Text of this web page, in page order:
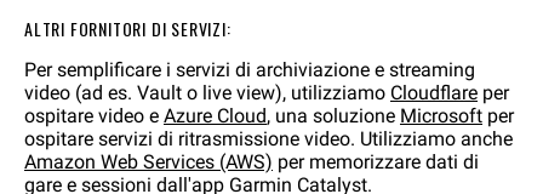
ALTRI FORNITORI DI SERVIZI:
Per semplificare i servizi di archiviazione e streaming
video (ad es. Vault o live view), utilizziamo Cloudflare per
ospitare video e Azure Cloud, una soluzione Microsoft per
ospitare servizi di ritrasmissione video. Utilizziamo anche
Amazon Web Services (AWS) per memorizzare dati di
gare e sessioni dall'app Garmin Catalyst.